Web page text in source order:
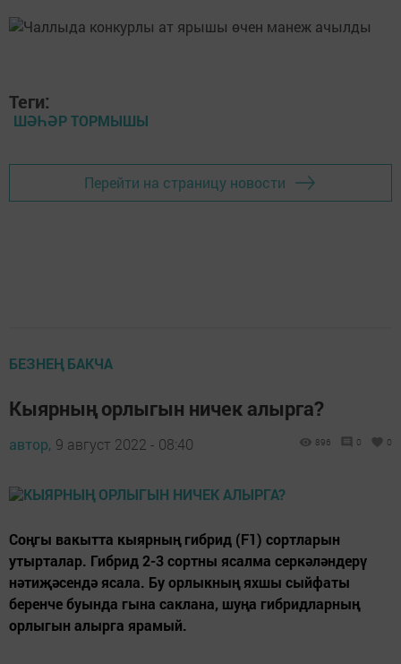
Теги:
ШӘҺӘР ТОРМЫШЫ
Перейти на страницу новости
БЕЗНЕҢ БАКЧА
Кыярның орлыгын ничек алырга?
автор, 9 август 2022 - 08:40 896 0 0
Соңгы вакытта кыярның гибрид (F1) сортларын
утырталар. Гибрид 2-3 сортны ясалма серкәләндерү
нәтиҗәсендә ясала. Бу орлыкның яхшы сыйфаты
беренче буында гына саклана, шуңа гибридларның
орлыгын алырга ярамый.